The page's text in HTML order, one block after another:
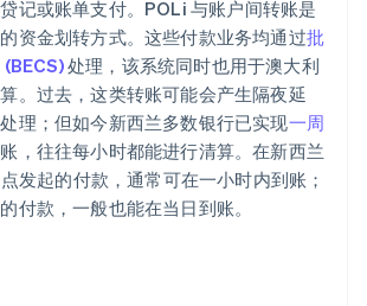
记或账单支付。POLi 与账户间转账是
资金划转方式。这些付款业务均通过批
处理，该系统同时也用于澳大利
。过去，这类转账可能会产生隔夜延
理；但如今新西兰多数银行已实现一周
，往往每小时都能进行清算。在新西兰
发起的付款，通常可在一小时内到账；
付款，一般也能在当日到账。